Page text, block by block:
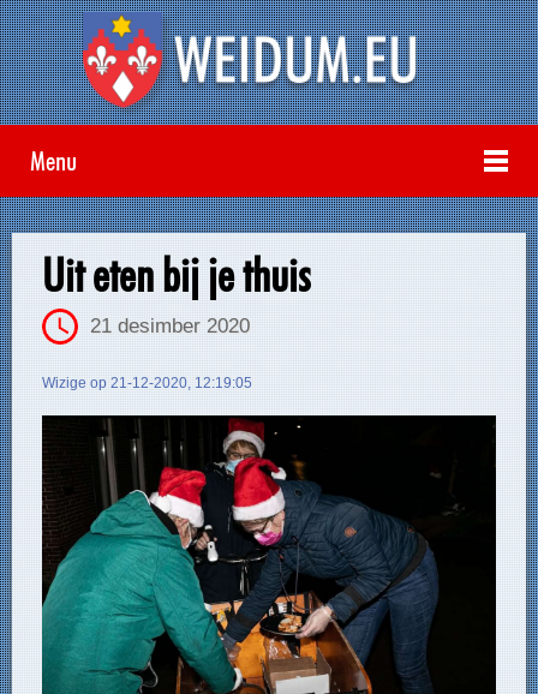
Menu
Uit eten bij je thuis
21 desimber 2020
Wizige op 21-12-2020, 12:19:05